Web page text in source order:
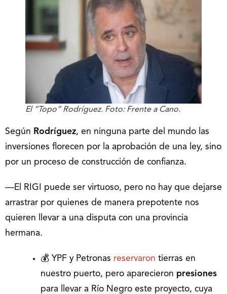
El “Topo” Rodríguez. Foto: Frente a Cano.
Según Rodríguez, en ninguna parte del mundo las
inversiones florecen por la aprobación de una ley, sino
por un proceso de construcción de confianza.
―El RIGI puede ser virtuoso, pero no hay que dejarse
arrastrar por quienes de manera prepotente nos
quieren llevar a una disputa con una provincia
hermana.
💰 YPF y Petronas reservaron tierras en
nuestro puerto, pero aparecieron presiones
para llevar a Río Negro este proyecto, cuya